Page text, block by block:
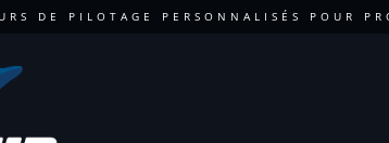
DE PILOTAGE PERSONNALISÉS POUR